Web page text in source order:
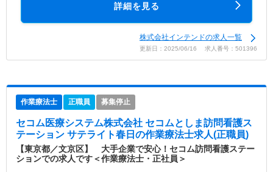
詳細を見る
株式会社インテンドの求人一覧
更新日：2025/06/16 求人番号：501396
作業療法士 正職員 募集停止
セコム医療システム株式会社 セコムとしま訪問看護ス
テーション サテライト春日 の作業療法士求人(正職員)
【東京都／文京区】 大手企業で安心！セコム訪問看護ステー
ションでの求人です＜作業療法士・正社員＞